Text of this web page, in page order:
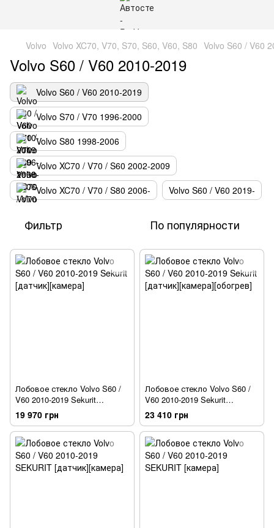
Volvo Volvo XC70, V70, S70, S60, V60, S80 Volvo S60 / V60
Volvo S60 / V60 2010-2019
Volvo S60 / V60 2010-2019
Volvo S70 / V70 1996-2000
Volvo S80 1998-2006
Volvo XC70 / V70 / S60 2002-2009
Volvo XC70 / V70 / S80 2006-
Volvo S60 / V60 2019-
Фильтр По популярности
Лобовое стекло Volvo S60 /
V60 2010-2019 Sekurit
[датчик][камера]
19 970 грн
Лобовое стекло Volvo S60 /
V60 2010-2019 Sekurit
[датчик][камера][обогрев]
23 410 грн